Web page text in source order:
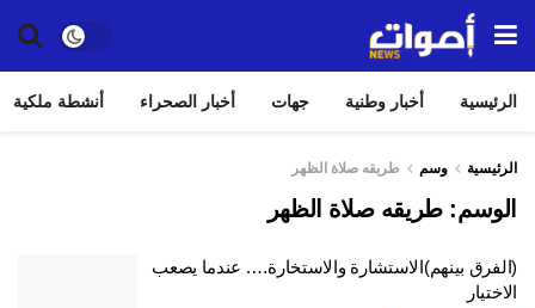
الرئيسية أخبار وطنية جهات أخبار الصحراء أنشطة ملكية
الرئيسية وسم طريقه صلاة الظهر
الوسم:طريقه صلاة الظهر
(الفرق بينهم)الاستشارة والاستخارة…. عندما يصعب
الاختيار